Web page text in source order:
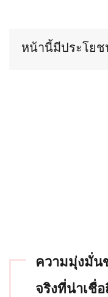
หน้านี้มีประโยช
ความมุ่งมั่น
จริงที่น่าเชื่